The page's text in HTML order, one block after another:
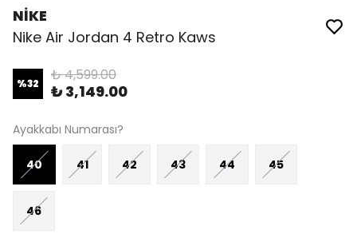
NİKE
Nike Air Jordan 4 Retro Kaws
%32 ₺ 4,599.00
₺ 3,149.00
Ayakkabı Numarası?
40 41 42 43 44 45
46